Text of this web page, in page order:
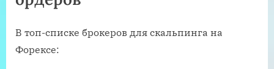
В топ-списке брокеров для скальпинга на
Форексе: